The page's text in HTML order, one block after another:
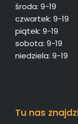
środa: 9-19
czwartek: 9-19
piątek: 9-19
sobota: 9-19
niedziela: 9-19
Tu nas